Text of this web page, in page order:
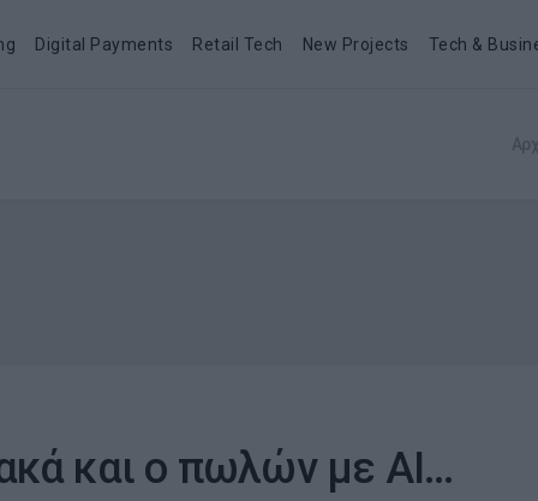
Digital Payments Retail Tech New Projects Tech &
και ο πωλών με ΑΙ…